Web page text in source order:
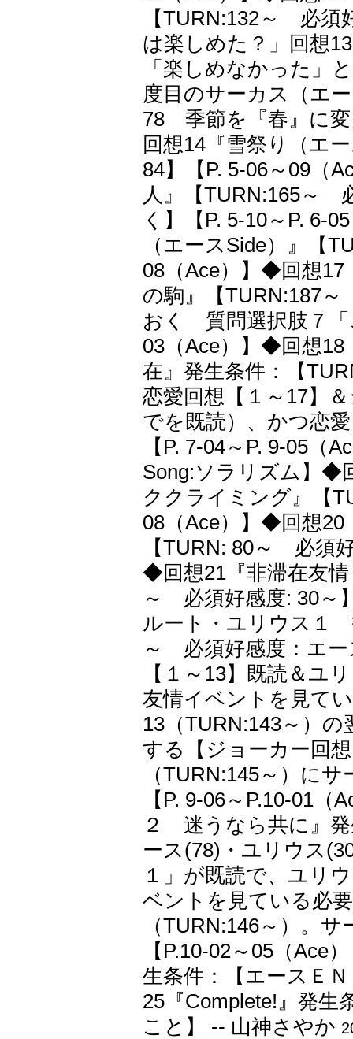
【TURN:132～ 必
は楽しめた？」回想
「楽しめなかった」
度目のサーカス（エ
78 季節を『春』に変
回想14『雪祭り（エ
84】【P. 5-06～09（
人』【TURN:165～
く】【P. 5-10～P. 6-
（エースSide）』【
08（Ace）】◆回想17
の駒』【TURN:187
おく 質問選択肢７「
03（Ace）】◆回想18
在』発生条件：【
恋愛回想【１～17】
でを既読）、かつ恋
【P. 7-04～P. 9-05
Song:ソラリズム】◆
ククライミング』【
08（Ace）】◆回想20
【TURN: 80～ 必須
◆回想21『非滞在友
～ 必須好感度: 30～
ルート・ユリウス１
～ 必須好感度：エー
【１～13】既読＆ユ
友情イベントを見て
13（TURN:143～）
する【ジョーカー回
（TURN:145～）に
【P. 9-06～P.10-01
２ 迷うなら共に』
ース(78)・ユリウス
１」が既読で、ユリ
ベントを見ている必
（TURN:146～）。
【P.10-02～05（
生条件：【エースＥ
25『Complete!』発生
こと】 -- 山神さやか